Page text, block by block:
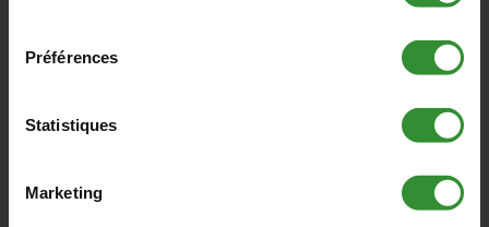
Préférences
Statistiques
Marketing
Entreprise d’électricité plomberie chauffage à